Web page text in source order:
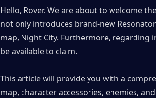
Hello, Rover. We are about to welcome
not only introduces brand-new
map, Night City. Furthermore, regarding
be available to claim.
This article will provide you with a
map, character accessories, enemies,